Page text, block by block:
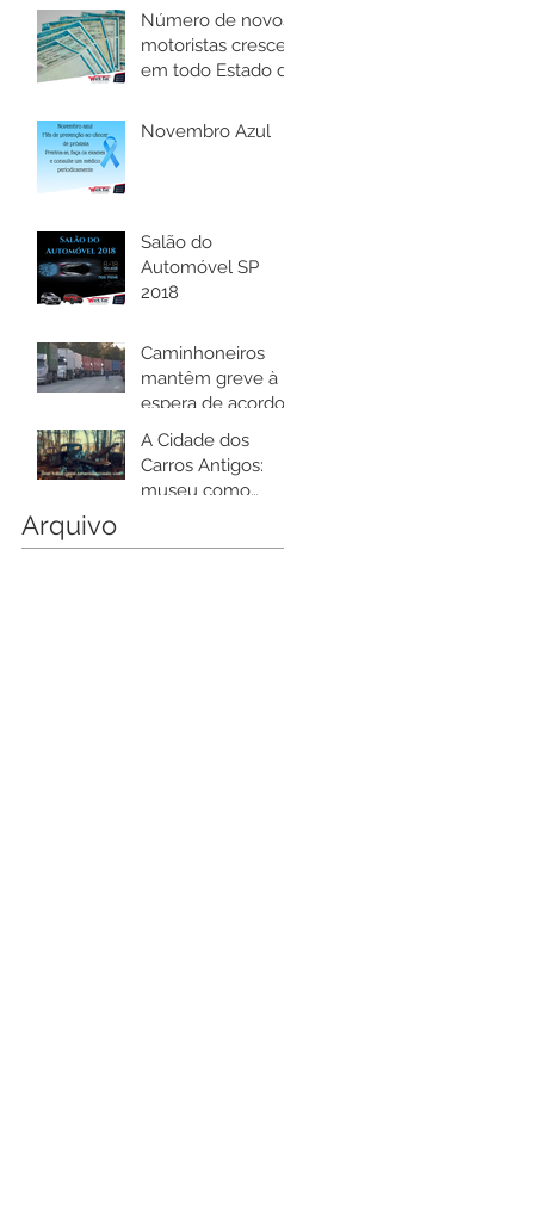
categorias C, D e E
Número de novos
motoristas cresce
em todo Estado de
regras são
implantadas.
Novembro Azul
Salão do
Automóvel SP
2018
Caminhoneiros
mantêm greve à
espera de acordo
sobre diesel
A Cidade dos
Carros Antigos:
museu como
Arquivo